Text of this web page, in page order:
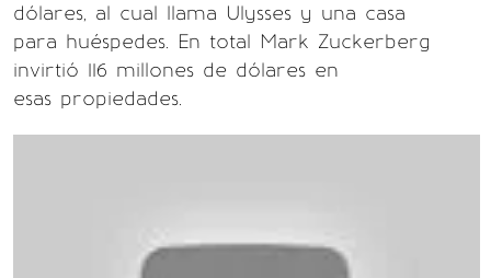
dólares, al cual llama Ulysses y una casa
para huéspedes. En total Mark Zuckerberg
invirtió 116 millones de dólares en
esas propiedades.